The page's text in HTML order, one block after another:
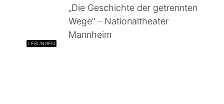
LESUNGEN
„Die Geschichte der getrennten
Wege“ – Nationaltheater
Mannheim